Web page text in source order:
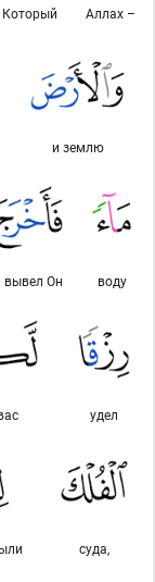
Аллах –
Который
и землю
воду
вывел Он
удел
суда,